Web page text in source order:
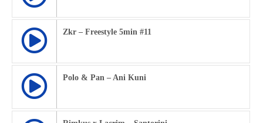
Zkr – Freestyle 5min #11
Polo & Pan – Ani Kuni